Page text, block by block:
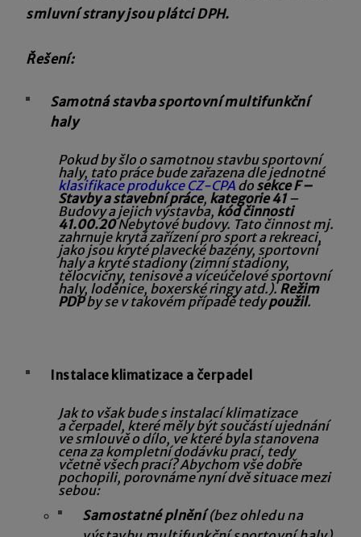
smluvní strany jsou plátci DPH.
Řešení:
Samotná stavba sportovní multifunkční
haly
Pokud by šlo o samotnou stavbu sportovní
haly, tato práce bude zařazena dle jednotné
klasifikace produkce CZ-CPA do sekce F –
Stavby a stavební práce, kategorie 41–
Budovy a jejich výstavba, kód činnosti
41.00.20Nebytové budovy. Tato činnost mj.
zahrnujekrytá zařízení pro sport a rekreaci,
jako jsou kryté plavecké bazény, sportovní
haly a kryté stadiony (zimní stadiony,
tělocvičny, tenisové a víceúčelové sportovní
haly, loděnice, boxerské ringy atd.).Režim
PDPby se v takovém případě tedypoužil.
Instalace klimatizace a čerpadel
Jak to však bude s instalací klimatizace
a čerpadel, které měly být součástí ujednání
ve smlouvě o dílo, ve které byla stanovena
cena za kompletní dodávku prací, tedy
včetně všech prací? Abychom vše dobře
pochopili, porovnáme nyní dvě situace mezi
sebou:
Samostatné plnění(bez ohledu na